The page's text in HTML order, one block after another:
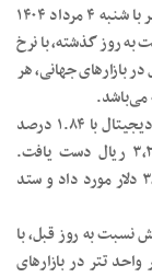
به گزارش اقتصاد آنلاین به نقل از رمزارز نیوز، امروز برابر با شنبه ۴ مرداد ۱۴۰۴
افزایش نسبت به روز گذشته، با نرخ
در بازار‌های جهانی، هر
از سوی دیگر، هر واحد اتریوم در بازار داخلی ارز‌های دیجیتال با ۱.۸۴ درصد
افزایش نسبت به روز گذشته، به قیمت ۳,۲۸۱,۳۰۳,۳۰۰ ریال دست یافت.
این ارز در بازار‌های جهانی، با قیمت ۳,۷۲۵.۷۹ دلار مورد داد و ستد
با ۰.۰۶ درصد کاهش نسبت به روز قبل، با
تتر در بازار‌های